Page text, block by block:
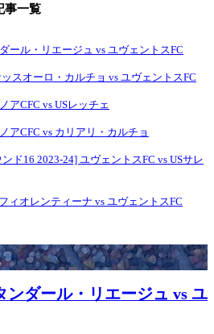
事一覧
ール・リエージュ vs ユヴェントスFC
スオーロ・カルチョ vs ユヴェントスFC
アCFC vs USレッチェ
アCFC vs カリアリ・カルチョ
ド16 2023-24] ユヴェントスFC vs USサレ
ィオレンティーナ vs ユヴェントスFC
ンダール・リエージュ vs ユ